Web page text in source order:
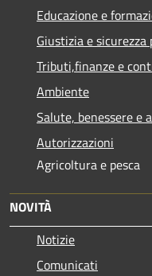
Educazione e
Giustizia e sicurezza
Tributi,finanze e
Ambiente
Salute, benessere e
Autorizzazioni
Agricoltura e pesca
NOVITÀ
Notizie
Comunicati